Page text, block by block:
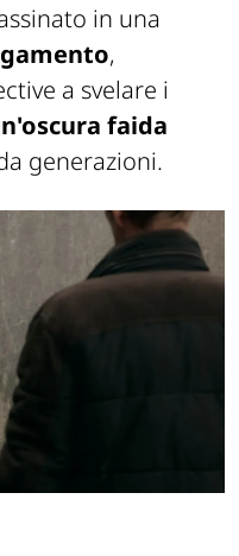
in una
,
a svelare i
faida
generazioni.